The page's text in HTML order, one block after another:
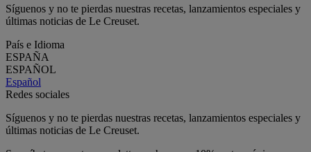
Síguenos y no te pierdas nuestras recetas, lanzamientos especiales y
últimas noticias de Le Creuset.
País e Idioma
ESPAÑA
ESPAÑOL
Español
Redes sociales
Síguenos y no te pierdas nuestras recetas, lanzamientos especiales y
últimas noticias de Le Creuset.